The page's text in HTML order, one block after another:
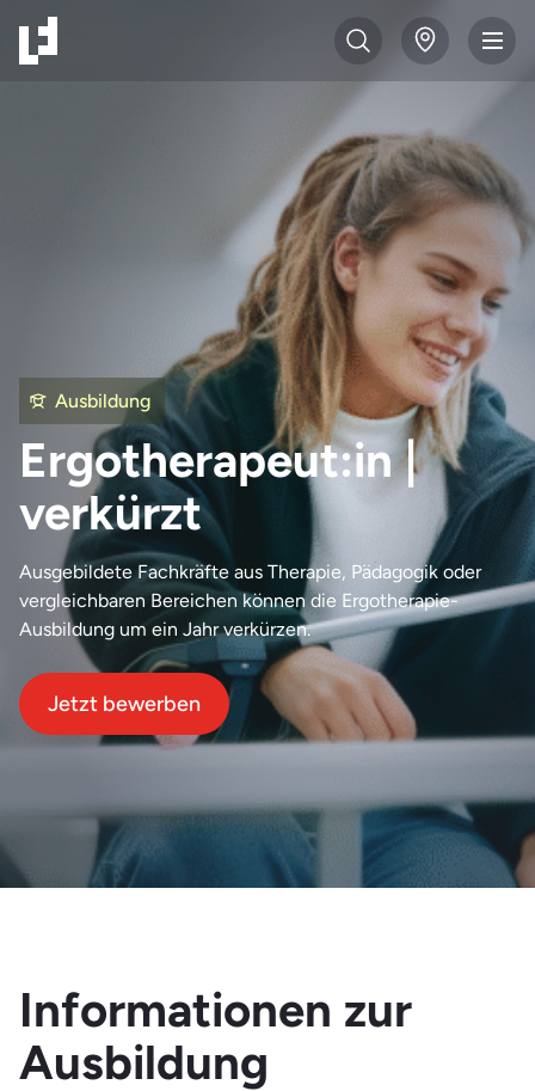
Ausbildung
Ergotherapeut:in |
verkürzt
Ausgebildete Fachkräfte aus Therapie, Pädagogik oder
vergleichbaren Bereichen können die Ergotherapie-
Ausbildung um ein Jahr verkürzen.
Jetzt bewerben
Informationen zur
Ausbildung